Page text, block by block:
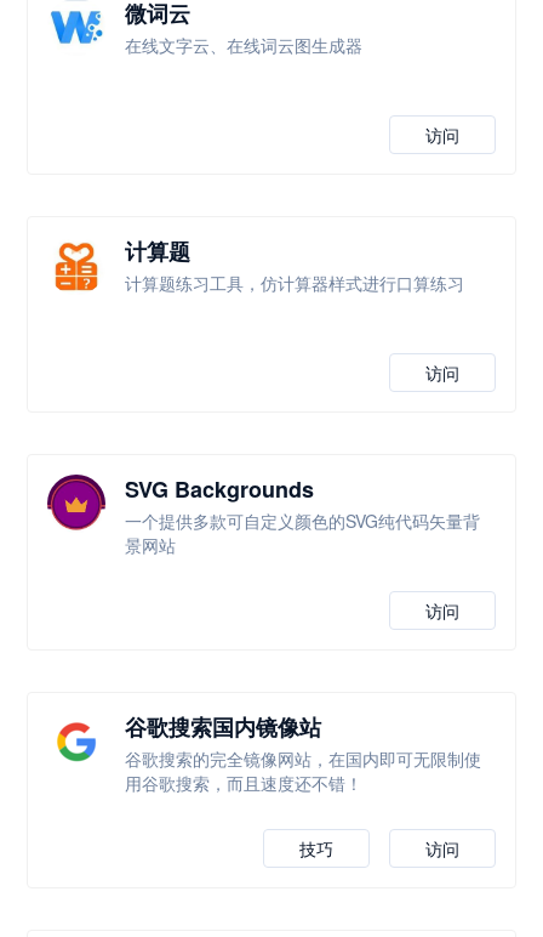
微词云
在线文字云、在线词云图生成器
访问
计算题
计算题练习工具，仿计算器样式进行口算练习
访问
SVG Backgrounds
一个提供多款可自定义颜色的SVG纯代码矢量背
景网站
访问
谷歌搜索国内镜像站
谷歌搜索的完全镜像网站，在国内即可无限制使
用谷歌搜索，而且速度还不错！
访问
技巧